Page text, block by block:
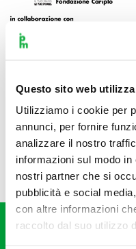
Questo sito web
Utilizziamo i cookie per
annunci, per fornire
analizzare il nostro
informazioni sul modo
nostri partner che si
pubblicità e social
con altre informazioni
raccolto dal suo utilizzo